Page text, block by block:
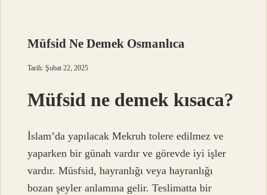
Müfsid Ne Demek Osmanlıca
Tarih: Şubat 22, 2025
Müfsid ne demek kısaca?
İslam’da yapılacak Mekruh tolere edilmez ve
yaparken bir günah vardır ve görevde iyi işler
vardır. Müsfsid, hayranlığı veya hayranlığı
bozan şeyler anlamına gelir. Teslimatta bir